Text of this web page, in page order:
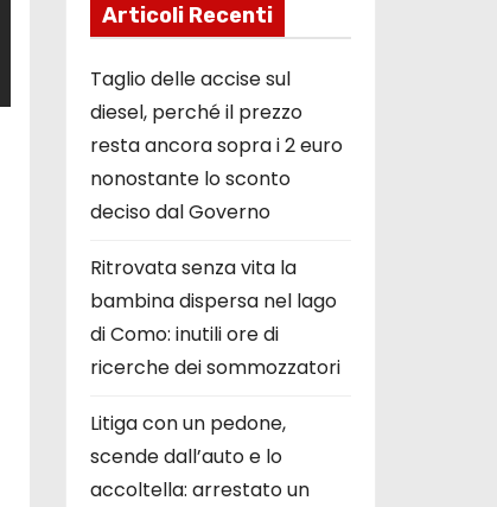
Articoli Recenti
Taglio delle accise sul
diesel, perché il prezzo
resta ancora sopra i 2 euro
nonostante lo sconto
deciso dal Governo
Ritrovata senza vita la
bambina dispersa nel lago
di Como: inutili ore di
ricerche dei sommozzatori
Litiga con un pedone,
scende dall’auto e lo
accoltella: arrestato un